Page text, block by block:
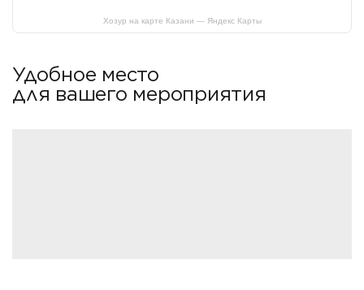
Хозур на карте Казани — Яндекс Карты
Удобное место
для вашего мероприятия